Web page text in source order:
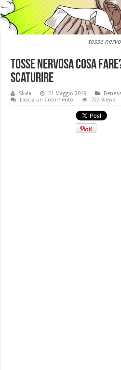
tosse
Tosse nervosa cosa
scaturire
Silvia 21 Maggio 2019
Lascia un Commento
723 Views